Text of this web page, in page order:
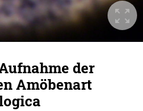
der
Amöbenart